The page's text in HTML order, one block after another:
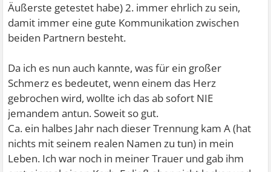
Äußerste getestet habe) 2. immer ehrlich zu sein,
damit immer eine gute Kommunikation zwischen
beiden Partnern besteht.
Da ich es nun auch kannte, was für ein großer
Schmerz es bedeutet, wenn einem das Herz
gebrochen wird, wollte ich das ab sofort NIE
jemandem antun. Soweit so gut.
Ca. ein halbes Jahr nach dieser Trennung kam A (hat
nichts mit seinem realen Namen zu tun) in mein
Leben. Ich war noch in meiner Trauer und gab ihm